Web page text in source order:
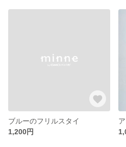
ブルーのフリルスタイ
1,200円